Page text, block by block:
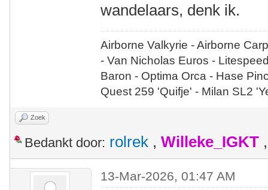
wandelaars, denk ik.
Airborne Valkyrie - Airborne
- Van Nicholas Euros -
Baron - Optima Orca - Hase
Quest 259 'Quifje' - Milan SL2
Zoek
Bedankt door: rolrek , Willeke_IGKT
13-Mar-2026, 01:47 AM